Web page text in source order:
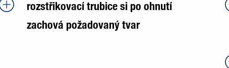
rozstřikovací trubice si po ohnutí
zachová požadovaný tvar